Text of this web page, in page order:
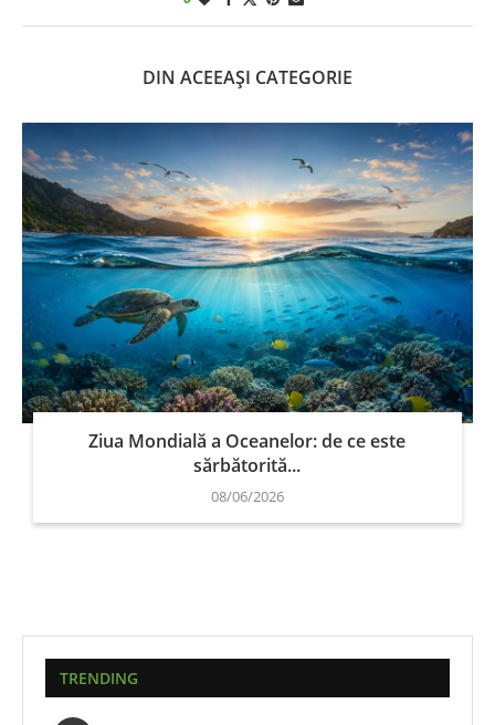
DIN ACEEAȘI CATEGORIE
Ziua Mondială a Oceanelor: de ce este
sărbătorită...
08/06/2026
TRENDING